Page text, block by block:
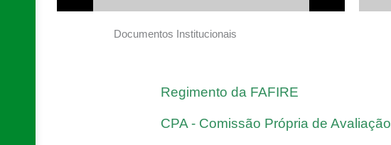
Documentos Institucionais
Regimento da FAFIRE
CPA - Comissão Própria de Avaliação